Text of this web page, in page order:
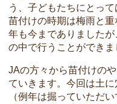
う、子どもたちにとっ
苗付けの時期は梅雨と
年も今までありました
の中で行うことができま
JAの方々から苗付けの
ていきます。今回は土
（例年は掘っていただ